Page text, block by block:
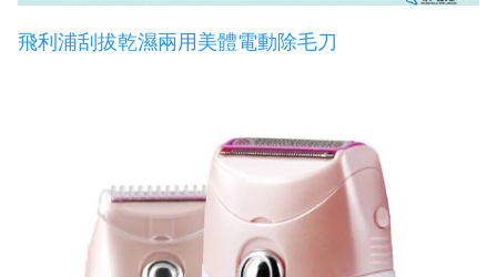
飛利浦刮拔乾濕兩用美體電動除毛刀